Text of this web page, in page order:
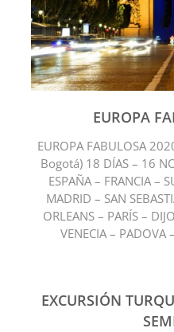
EUROPA
EUROPA FABULOSA
Bogotá) 18 DÍAS – 16
ESPAÑA – FRANCIA –
MADRID – SAN
ORLEANS – PARÍS –
VENECIA – PADOVA
EXCURSIÓN